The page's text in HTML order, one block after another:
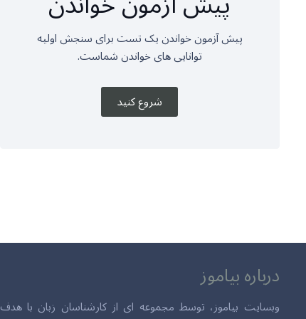
پیش آزمون خواندن یک تست برای سنجش اولیه
توانایی های خواندن شماست.
شروع کنید
درباره بیاموز
وبسایت بیاموز، توسط مجموعه ای از کارشناسان زبان با هدف